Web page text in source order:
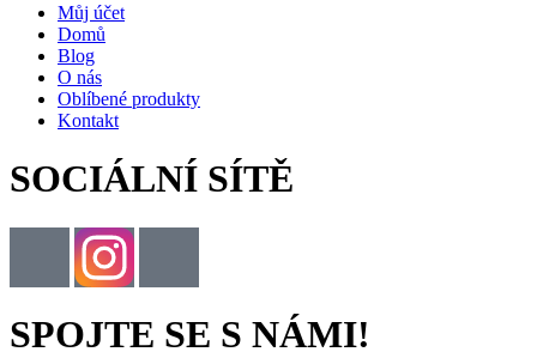
Můj účet
Domů
Blog
O nás
Oblíbené produkty
Kontakt
SOCIÁLNÍ SÍTĚ
SPOJTE SE S NÁMI!